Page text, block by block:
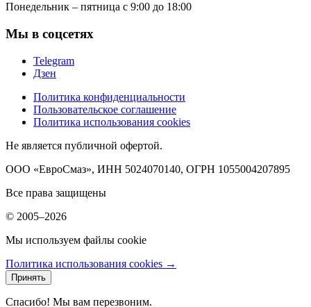
Понедельник – пятница с 9:00 до 18:00
Мы в соцсетях
Telegram
Дзен
Политика конфиденциальности
Пользовательское соглашение
Политика использования cookies
Не является публичной офертой.
ООО «ЕвроСмаз», ИНН 5024070140, ОГРН 1055004207895
Все права защищены
© 2005–2026
Мы используем файлы cookie
Политика использования cookies →
Принять
Спасибо! Мы вам перезвоним.